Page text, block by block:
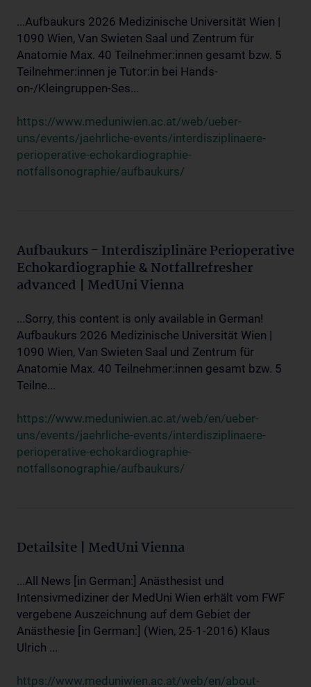
...Aufbaukurs 2026 Medizinische Universität Wien |
1090 Wien, Van Swieten Saal und Zentrum für
Anatomie Max. 40 Teilnehmer:innen gesamt bzw. 5
Teilnehmer:innen je Tutor:in bei Hands-
on-/Kleingruppen-Ses...
https://www.meduniwien.ac.at/web/ueber-
uns/events/jaehrliche-events/interdisziplinaere-
perioperative-echokardiographie-
notfallsonographie/aufbaukurs/
Aufbaukurs - Interdisziplinäre Perioperative
Echokardiographie & Notfallrefresher
advanced | MedUni Vienna
...Sorry, this content is only available in German!
Aufbaukurs 2026 Medizinische Universität Wien |
1090 Wien, Van Swieten Saal und Zentrum für
Anatomie Max. 40 Teilnehmer:innen gesamt bzw. 5
Teilne...
https://www.meduniwien.ac.at/web/en/ueber-
uns/events/jaehrliche-events/interdisziplinaere-
perioperative-echokardiographie-
notfallsonographie/aufbaukurs/
Detailsite | MedUni Vienna
...All News [in German:] Anästhesist und
Intensivmediziner der MedUni Wien erhält vom FWF
vergebene Auszeichnung auf dem Gebiet der
Anästhesie [in German:] (Wien, 25-1-2016) Klaus
Ulrich ...
https://www.meduniwien.ac.at/web/en/about-